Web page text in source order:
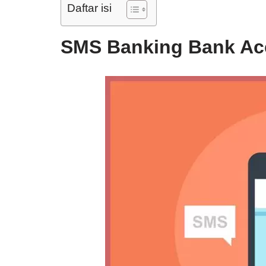
Daftar isi
SMS Banking Bank